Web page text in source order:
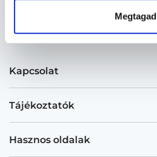
Megtagad
Kapcsolat
Tájékoztatók
Hasznos oldalak